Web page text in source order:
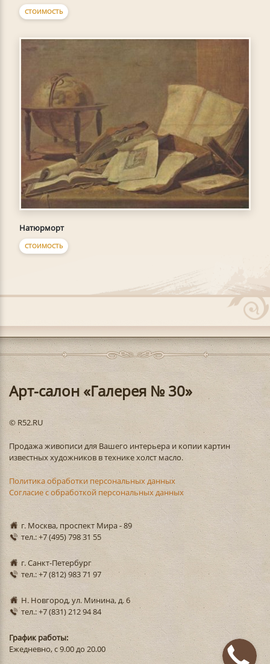
СТОИМОСТЬ
Натюрморт
СТОИМОСТЬ
Арт-салон «Галерея № 30»
© R52.RU
Продажа живописи для Вашего интерьера и копии картин
известных художников в технике холст масло.
Политика обработки персональных данных
Согласие с обработкой персональных данных
г. Москва, проспект Мира - 89
тел.: +7 (495) 798 31 55
г. Санкт-Петербург
тел.: +7 (812) 983 71 97
Н. Новгород, ул. Минина, д. 6
тел.: +7 (831) 212 94 84
График работы:
Ежедневно, с 9.00 до 20.00